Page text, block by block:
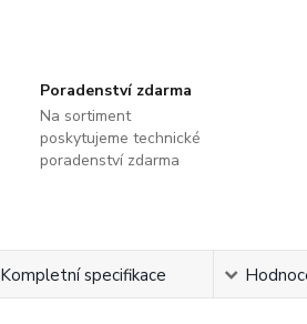
Poradenství zdarma
Na sortiment
poskytujeme technické
poradenství zdarma
Kompletní specifikace